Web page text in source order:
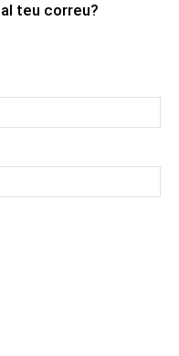
teu correu?